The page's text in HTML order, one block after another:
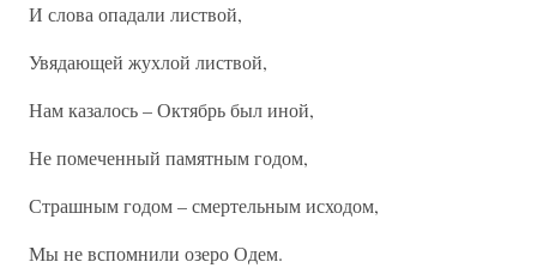
И слова опадали листвой,
Увядающей жухлой листвой,
Нам казалось – Октябрь был иной,
Не помеченный памятным годом,
Страшным годом – смертельным исходом,
Мы не вспомнили озеро Одем.